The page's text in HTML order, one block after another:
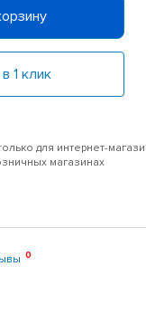
1 клик
для интернет-
магазинах